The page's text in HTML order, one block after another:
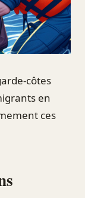
côtes
en
ces